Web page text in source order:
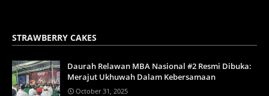
STRAWBERRY CAKES
Daurah Relawan MBA Nasional #2 Resmi Dibuka:
Merajut Ukhuwah Dalam Kebersamaan
October 31, 2025